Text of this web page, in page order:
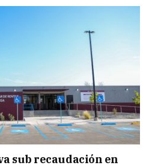
sub recaudación en